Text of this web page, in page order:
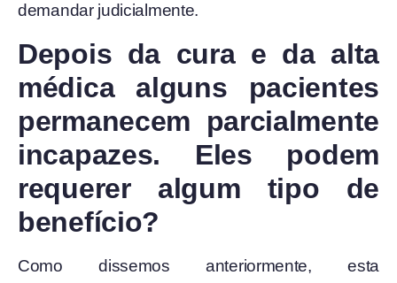
demandar judicialmente.
Depois da cura e da alta
médica alguns pacientes
permanecem parcialmente
incapazes. Eles podem
requerer algum tipo de
benefício?
Como dissemos anteriormente, esta